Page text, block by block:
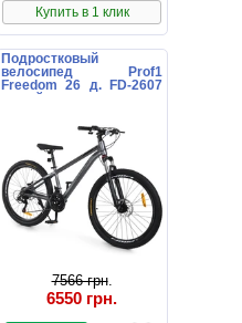
Купить в 1 клик
Подростковый
велосипед Prof1
Freedom 26 д. FD-2607
серый
7566 грн.
6550 грн.